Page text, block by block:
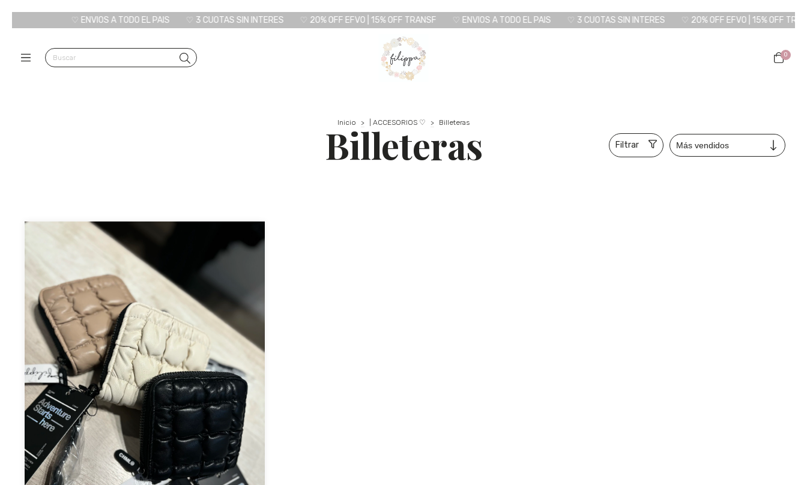
♡ ENVIOS A TODO EL PAIS ♡ 3 CUOTAS SIN INTERES ♡ 20% OFF EFVO | 15% OFF TRANSF ♡ ENVIOS A TODO EL PAIS ♡ 3 CUOTAS SIN INTERES ♡ 20% OFF EFVO | 15% OFF TRANSF
0
Inicio > | ACCESORIOS ♡ > Billeteras
Billeteras Filtrar